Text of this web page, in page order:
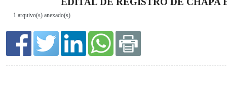
1 arquivo(s) anexado(s)